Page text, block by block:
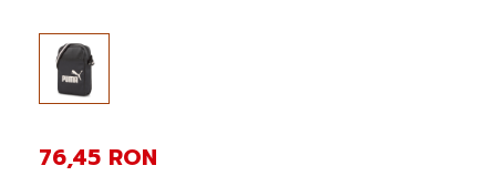
76,45 RON